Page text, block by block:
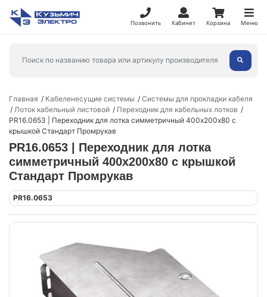
Позвонить Кабинет Корзина Меню
Главная Кабеленесущие системы
Системы для прокладки кабеля
Лоток кабельный листовой
Переходник для кабельных лотков
PR16.0653 | Переходник для лотка симметричный 400х200х80 с
крышкой Стандарт Промрукав
PR16.0653 | Переходник для лотка
симметричный 400х200х80 с крышкой
Стандарт Промрукав
PR16.0653